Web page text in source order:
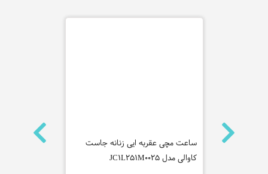
ساعت مچی
ساعت مچی عقربه ایی زنانه جاست
کاوالی مدل JC1L251M0025